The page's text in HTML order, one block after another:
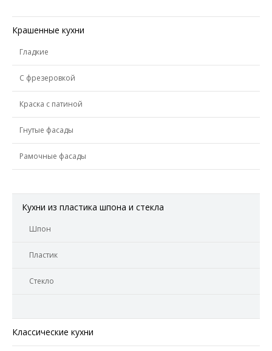
Крашенные кухни
Гладкие
С фрезеровкой
Краска с патиной
Гнутые фасады
Рамочные фасады
Кухни из пластика шпона и стекла
Шпон
Пластик
Стекло
Классические кухни